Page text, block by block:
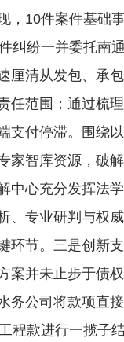
10件案件基础事
纠纷一并委托南
厘清从发包、承
任范围；通过梳
支付停滞。围绕
家智库资源，破
中心充分发挥法
、专业研判与权
环节。三是创新
案并未止步于债
务公司将款项直
程款进行一揽子